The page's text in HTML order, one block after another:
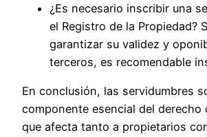
¿Es necesario inscribir una
el Registro de la Propiedad?
garantizar su validez y
terceros, es recomendable
En conclusión, las servidumbres
componente esencial del derecho
que afecta tanto a propietarios